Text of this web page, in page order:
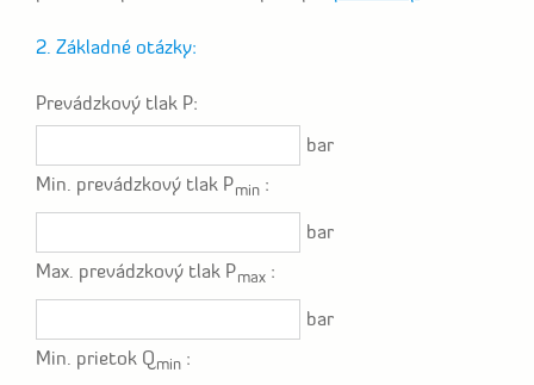
2. Základné otázky:
Prevádzkový tlak P:
bar
Min. prevádzkový tlak Pmin :
bar
Max. prevádzkový tlak Pmax :
bar
Min. prietok Qmin :